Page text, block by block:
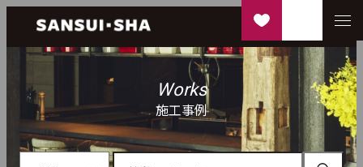
Works
施工事例